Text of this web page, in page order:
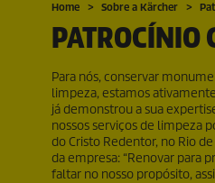
Home Sobre a Kärcher
PATROCÍNIO
Para nós, conservar
limpeza, estamos
já demonstrou a sua
nossos serviços de limpeza
do Cristo Redentor, no Rio
da empresa: “Renovar para
faltar no nosso propósito,